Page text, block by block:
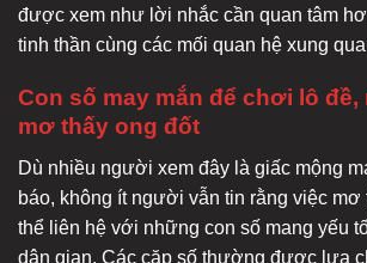
được xem như lời nhắc cần quan tâm
tinh thần cùng các mối quan hệ xung
Con số may mắn để chơi lô đề,
mơ thấy ong đốt
Dù nhiều người xem đây là giấc mộng
báo, không ít người vẫn tin rằng việc mơ
thể liên hệ với những con số mang yếu
dân gian. Các cặp số thường được lựa